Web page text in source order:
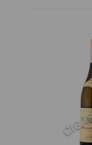
Treehouse
найти
Совиньон
символике и
для